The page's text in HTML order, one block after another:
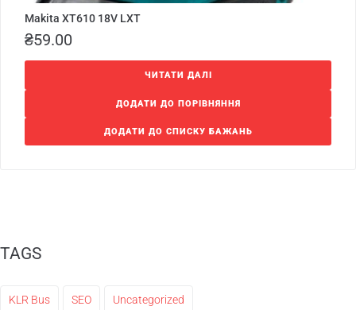
Makita XT610 18V LXT
₴59.00
ЧИТАТИ ДАЛІ
ДОДАТИ ДО ПОРІВНЯННЯ
ДОДАТИ ДО СПИСКУ БАЖАНЬ
TAGS
KLR Bus SEO Uncategorized